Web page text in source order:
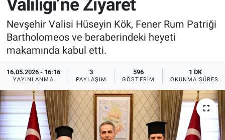
Valiliği’ne Ziyaret
Nevşehir Valisi Hüseyin Kök, Fener Rum Patriği
Bartholomeos ve beraberindeki heyeti
makamında kabul etti.
16.05.2026 - 16:16
YAYINLANMA
3
PAYLAŞIM
596
GÖSTERIM
1 DK
OKUNMA SÜRESI
Sağlık
Yerel
Genel
Asayiş
İlan - Duyuru- Mesaj
Türkiye Gündemi
Sizden Gelenler
Yaşam
Sağlık
İlan - Duyuru- Mesaj
Türkiye Gündemi
Sizden Gelenler